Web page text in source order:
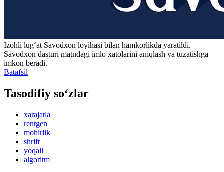
Izohli lugʻat Savodxon loyihasi bilan hamkorlikda yaratildi.
Savodxon dasturi matndagi imlo xatolarini aniqlash va tuzatishga
imkon beradi.
Batafsil
Tasodifiy so‘zlar
xarajatla
rentgen
mohirlik
shrift
yoqali
algoritm